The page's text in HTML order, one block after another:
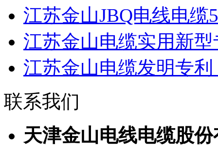
江苏金山JBQ电线电缆
江苏金山电缆实用新
江苏金山电缆发明专
联系我们
天津金山电线电缆股